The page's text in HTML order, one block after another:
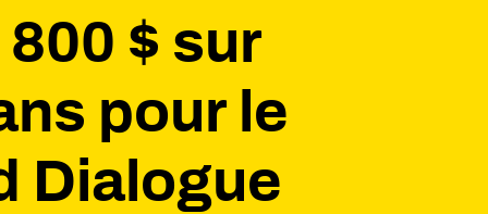
$ sur
pour le
Dialogue